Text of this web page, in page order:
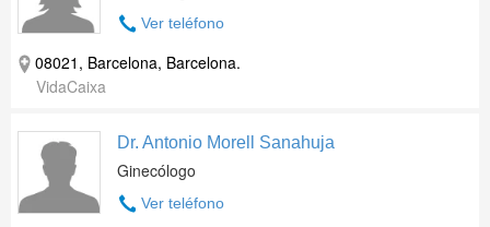
Ver teléfono
08021, Barcelona, Barcelona.
VidaCaixa
Dr. Antonio Morell Sanahuja
Ginecólogo
Ver teléfono